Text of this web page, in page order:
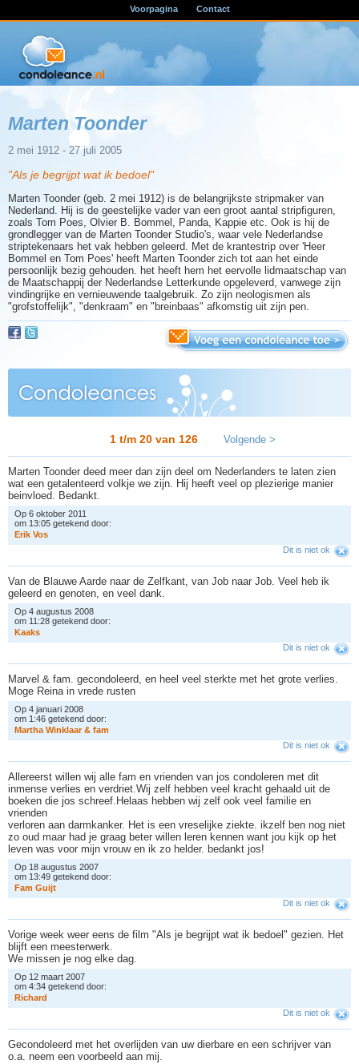
Voorpagina Contact
Marten Toonder
2 mei 1912 - 27 juli 2005
"Als je begrijpt wat ik bedoel"
Marten Toonder (geb. 2 mei 1912) is de belangrijkste stripmaker van
Nederland. Hij is de geestelijke vader van een groot aantal stripfiguren,
zoals Tom Poes, Olvier B. Bommel, Panda, Kappie etc. Ook is hij de
grondlegger van de Marten Toonder Studio's, waar vele Nederlandse
striptekenaars het vak hebben geleerd. Met de krantestrip over 'Heer
Bommel en Tom Poes' heeft Marten Toonder zich tot aan het einde
persoonlijk bezig gehouden. het heeft hem het eervolle lidmaatschap van
de Maatschappij der Nederlandse Letterkunde opgeleverd, vanwege zijn
vindingrijke en vernieuwende taalgebruik. Zo zijn neologismen als
"grofstoffelijk", "denkraam" en "breinbaas" afkomstig uit zijn pen.
1 t/m 20 van 126 Volgende >
Marten Toonder deed meer dan zijn deel om Nederlanders te laten zien
wat een getalenteerd volkje we zijn. Hij heeft veel op plezierige manier
beinvloed. Bedankt.
Op 6 oktober 2011
om 13:05 getekend door:
Erik Vos
Dit is niet ok
Van de Blauwe Aarde naar de Zelfkant, van Job naar Job. Veel heb ik
geleerd en genoten, en veel dank.
Op 4 augustus 2008
om 11:28 getekend door:
Kaaks
Dit is niet ok
Marvel & fam. gecondoleerd, en heel veel sterkte met het grote verlies.
Moge Reina in vrede rusten
Op 4 januari 2008
om 1:46 getekend door:
Martha Winklaar & fam
Dit is niet ok
Allereerst willen wij alle fam en vrienden van jos condoleren met dit
inmense verlies en verdriet.Wij zelf hebben veel kracht gehaald uit de
boeken die jos schreef.Helaas hebben wij zelf ook veel familie en
vrienden
verloren aan darmkanker. Het is een vreselijke ziekte. ikzelf ben nog niet
zo oud maar had je graag beter willen leren kennen want jou kijk op het
leven was voor mijn vrouw en ik zo helder. bedankt jos!
Op 18 augustus 2007
om 13:49 getekend door:
Fam Guijt
Dit is niet ok
Vorige week weer eens de film "Als je begrijpt wat ik bedoel" gezien. Het
blijft een meesterwerk.
We missen je nog elke dag.
Op 12 maart 2007
om 4:34 getekend door:
Richard
Dit is niet ok
Gecondoleerd met het overlijden van uw dierbare en een schrijver van
o.a. neem een voorbeeld aan mij.